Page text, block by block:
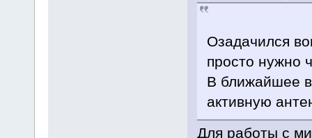
Озадачился
просто нужно
В ближайшее
активную
Для работы с